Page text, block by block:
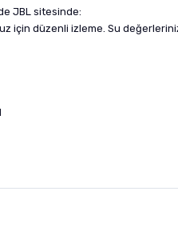
JBL sitesinde:
için düzenli izleme. Su